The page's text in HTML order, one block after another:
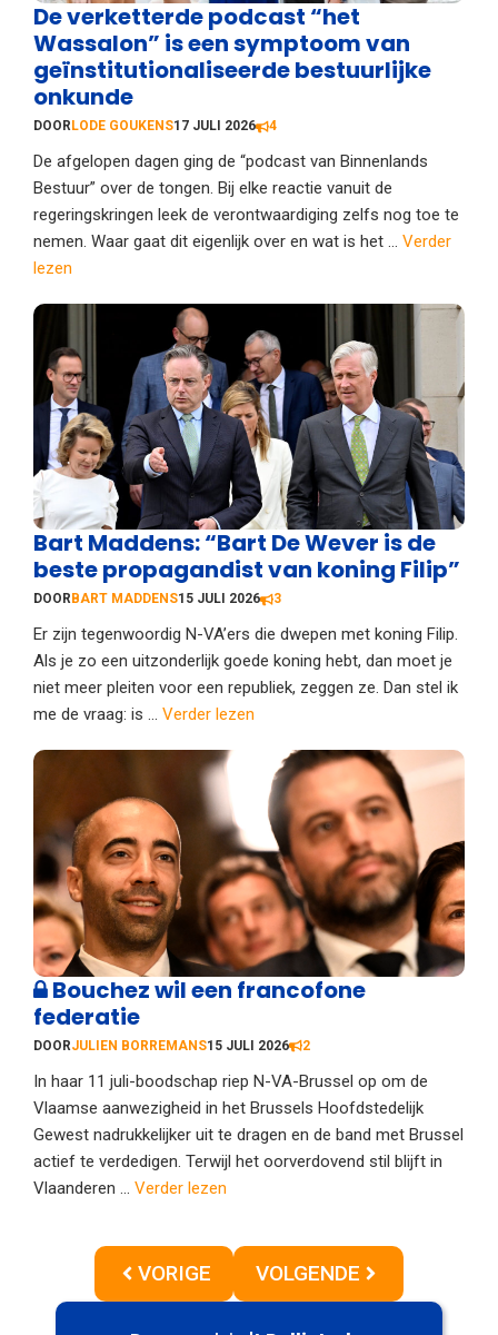
De verketterde podcast “het
Wassalon” is een symptoom van
geïnstitutionaliseerde bestuurlijke
onkunde
DOOR LODE GOUKENS17 JULI 2026 4
De afgelopen dagen ging de “podcast van Binnenlands
Bestuur” over de tongen. Bij elke reactie vanuit de
regeringskringen leek de verontwaardiging zelfs nog toe te
nemen. Waar gaat dit eigenlijk over en wat is het ... Verder
lezen
Bart Maddens: “Bart De Wever is de
beste propagandist van koning Filip”
DOOR BART MADDENS15 JULI 2026 3
Er zijn tegenwoordig N-VA’ers die dwepen met koning Filip.
Als je zo een uitzonderlijk goede koning hebt, dan moet je
niet meer pleiten voor een republiek, zeggen ze. Dan stel ik
me de vraag: is ... Verder lezen
Bouchez wil een francofone
federatie
DOORJULIEN BORREMANS15 JULI 2026 2
In haar 11 juli-boodschap riep N-VA-Brussel op om de
Vlaamse aanwezigheid in het Brussels Hoofdstedelijk
Gewest nadrukkelijker uit te dragen en de band met Brussel
actief te verdedigen. Terwijl het oorverdovend stil blijft in
Vlaanderen ... Verder lezen
VORIGE VOLGENDE